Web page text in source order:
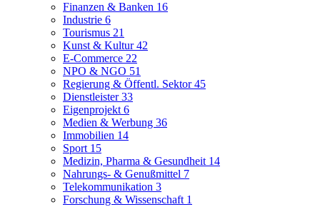
Finanzen & Banken 16
Industrie 6
Tourismus 21
Kunst & Kultur42
E-Commerce 22
NPO & NGO 51
Regierung & Öffentl. Sektor45
Dienstleister33
Eigenprojekt 6
Medien & Werbung 36
Immobilien 14
Sport 15
Medizin, Pharma & Gesundheit 14
Nahrungs- & Genußmittel 7
Telekommunikation 3
Forschung & Wissenschaft 1